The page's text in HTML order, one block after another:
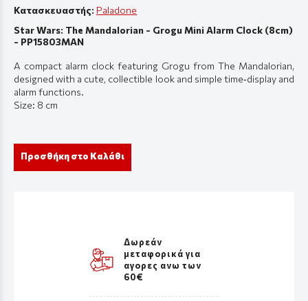
Κατασκευαστής: Paladone
Star Wars: The Mandalorian - Grogu Mini Alarm Clock (8cm)
- PP15803MAN
A compact alarm clock featuring Grogu from The Mandalorian,
designed with a cute, collectible look and simple time‑display and
alarm functions.
Size: 8 cm
Προσθήκη στο Καλάθι
Δωρεάν
μεταφορικά για
αγορες ανω των
60€